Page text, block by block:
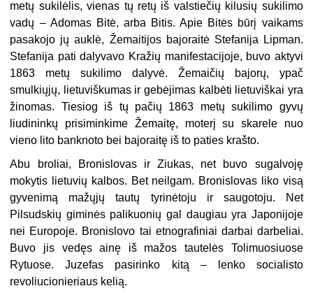
metų sukilėlis, vienas tų retų iš valstiečių kilusių sukilimo
vadų – Adomas Bitė, arba Bitis. Apie Bitės būrį vaikams
pasakojo jų auklė, Žemaitijos bajoraitė Stefanija Lipman.
Stefanija pati dalyvavo Kražių manifestacijoje, buvo aktyvi
1863 metų sukilimo dalyvė. Žemaičių bajorų, ypač
smulkiųjų, lietuviškumas ir gebėjimas kalbėti lietuviškai yra
žinomas. Tiesiog iš tų pačių 1863 metų sukilimo gyvų
liudininkų prisiminkime Žemaitę, moterį su skarele nuo
vieno lito banknoto bei bajoraitę iš to paties krašto.
Abu broliai, Bronislovas ir Ziukas, net buvo sugalvoję
mokytis lietuvių kalbos. Bet neilgam. Bronislovas liko visą
gyvenimą mažųjų tautų tyrinėtoju ir saugotoju. Net
Pilsudskių giminės palikuonių gal daugiau yra Japonijoje
nei Europoje. Bronislovo tai etnografiniai darbai darbeliai.
Buvo jis vedęs ainę iš mažos tautelės Tolimuosiuose
Rytuose. Juzefas pasirinko kitą – lenko socialisto
revoliucionieriaus kelią.